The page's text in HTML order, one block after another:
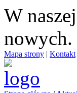
W
nowych.
Mapa strony | Kontakt